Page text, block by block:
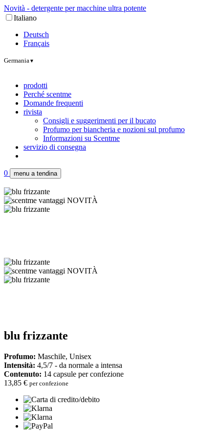
Novità - detergente per macchine ultra potente
Italiano
Deutsch
Français
Germania▼
prodotti
Perché scentme
Domande frequenti
rivista
Consigli e suggerimenti per il bucato
Profumo per biancheria e nozioni sul profumo
Informazioni su Scentme
servizio di consegna
0 menu a tendina
blu frizzante
Profumo: Maschile, Unisex
Intensità: 4,5/7 - da normale a intensa
Contenuto: 14 capsule per confezione
13,85 € per confezione